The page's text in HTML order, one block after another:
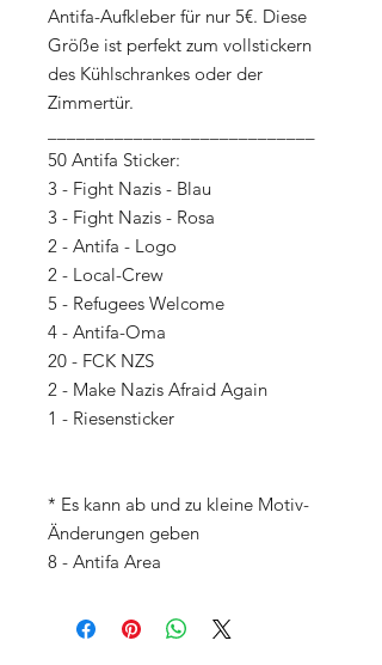
Antifa-Aufkleber für nur 5€. Diese
Größe ist perfekt zum vollstickern
des Kühlschrankes oder der
Zimmertür.
50 Antifa Sticker:
3 - Fight Nazis - Blau
3 - Fight Nazis - Rosa
2 - Antifa - Logo
2 - Local-Crew
5 - Refugees Welcome
4 - Antifa-Oma
20 - FCK NZS
2 - Make Nazis Afraid Again
1 - Riesensticker
* Es kann ab und zu kleine Motiv-
Änderungen geben
8 - Antifa Area